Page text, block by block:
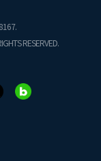
RESERVED.